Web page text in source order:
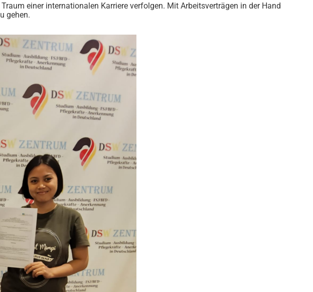
einer internationalen Karriere verfolgen. Mit Arbeitsverträgen in der Hand
gehen.